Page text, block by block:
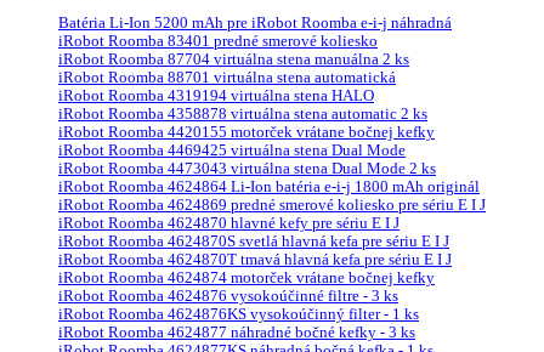
Batéria Li-Ion 5200 mAh pre iRobot Roomba e-i-j náhradná
iRobot Roomba 83401 predné smerové koliesko
iRobot Roomba 87704 virtuálna stena manuálna 2 ks
iRobot Roomba 88701 virtuálna stena automatická
iRobot Roomba 4319194 virtuálna stena HALO
iRobot Roomba 4358878 virtuálna stena automatic 2 ks
iRobot Roomba 4420155 motorček vrátane bočnej kefky
iRobot Roomba 4469425 virtuálna stena Dual Mode
iRobot Roomba 4473043 virtuálna stena Dual Mode 2 ks
iRobot Roomba 4624864 Li-Ion batéria e-i-j 1800 mAh originál
iRobot Roomba 4624869 predné smerové koliesko pre sériu E I J
iRobot Roomba 4624870 hlavné kefy pre sériu E I J
iRobot Roomba 4624870S svetlá hlavná kefa pre sériu E I J
iRobot Roomba 4624870T tmavá hlavná kefa pre sériu E I J
iRobot Roomba 4624874 motorček vrátane bočnej kefky
iRobot Roomba 4624876 vysokoúčinné filtre - 3 ks
iRobot Roomba 4624876KS vysokoúčinný filter - 1 ks
iRobot Roomba 4624877 náhradné bočné kefky - 3 ks